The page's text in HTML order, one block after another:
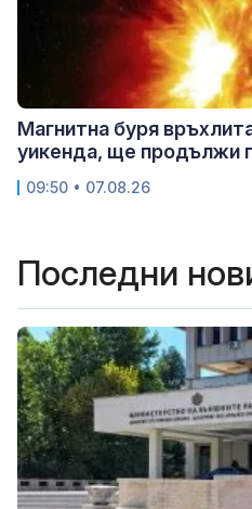
Магнитна буря
уикенда, ще продължи
09:50 • 07.08.26
Последни